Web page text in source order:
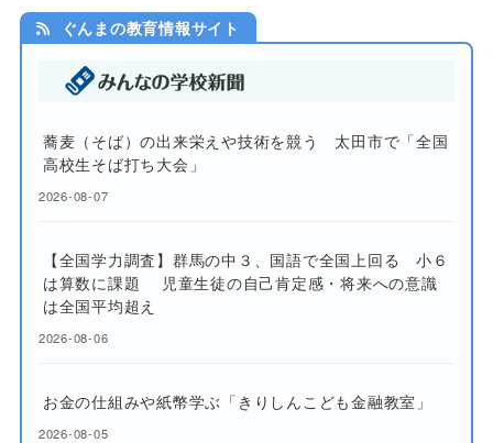
ぐんまの教育情報サイト
蕎麦（そば）の出来栄えや技術を競う 太田市で「全国
高校生そば打ち大会」
2026-08-07
【全国学力調査】群馬の中３、国語で全国上回る 小６
は算数に課題 児童生徒の自己肯定感・将来への意識
は全国平均超え
2026-08-06
お金の仕組みや紙幣学ぶ「きりしんこども金融教室」
2026-08-05